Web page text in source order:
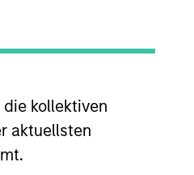
kollektiven
aktuellsten